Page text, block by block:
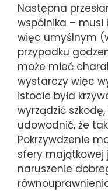
Następna
wspólnika – musi
więc umyślnym
przypadku
może mieć
wystarczy więc
istocie była
wyrządzić
udowodnić, że
Pokrzywdzenie
sfery majątkowej
naruszenie